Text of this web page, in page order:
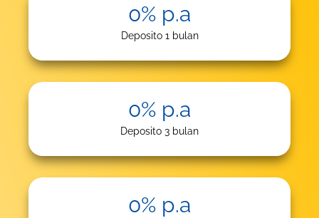
0% p.a
Deposito 1 bulan
0% p.a
Deposito 3 bulan
0% p.a